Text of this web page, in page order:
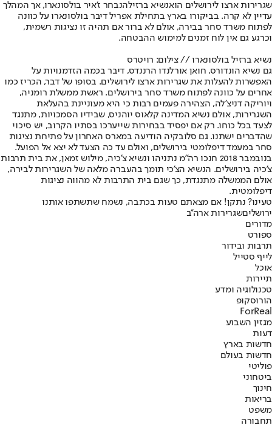
שגרירות ארצו לירושלים הואנשיא ברזילהנבחר ז'איר בולסונארו, אך המהלך
עדיין לא קרה. בביקורו בארץ בתחילת אפריל דיבר בולסונארו על כוונה
לפתוח משרד סחר בבירה, אולם לא ברור אם תהיה זו נציגות רשמית,
וכרגע גם אין לוח זמנים למימוש ההבטחה.
נשיא ברזיל בולסונארו // צילום: רויטרס
גם נשיא הונדורס, חואן אורלנדו הרננדס, דיבר בכמה הזדמנויות על
האפשרות להעלות את שגרירות ארצו לירושלים. בסופו של דבר, הכריז כמו
אחרים על כוונה לפתוח משרד סחר בירושלים. ראשת ממשלת רומניה,
ויוריקה דניצ'לה, הצהירה פעמים רבות כי היא מעוניינת בהעלאת
השגרירות, אולם נשיא המדינה קלאוס יוהניס, שבידיו הסמכויות, מתנגד
לצעד בכל כוחו. רק אם יפסיד בבחירות שייערכו בסתיו הקרוב, יש סיכוי
שהדברים ישתנו. גם סלובקיה הודיעה במארס האחרון על פתיחת נציגות
סחר במעמד דיפלומטי בירושלים, ואולם עד כה הצעד לא יצא אל הפועל.
בנובמבר 2018 חנכו רה"מ נתניהו ונשיא צ'כיה, מילוש זמאן, את בית תרבות
צ'כיה בירושלים. הנשיא הצ'כי תומך בהעברה מלאה של השגרירות לבירה,
אולם הממשלה מתנגדת, כך שגם בית התרבות לא מהווה נציגות
דיפלומטית.
טעינו? נתקן! אם מצאתם טעות בכתבה, נשמח שתשתפו אותנו
ירושליםשגרירות ארה''ב
מדורים
ספורט
תרבות ובידור
לייף סטייל
אוכל
תיירות
טכנולוגיה ומדע
הורוסקופ
ForReal
מגזין השבוע
דעות
חדשות בארץ
חדשות בעולם
פוליטי
ביטחוני
חינוך
בריאות
משפט
תחבורה